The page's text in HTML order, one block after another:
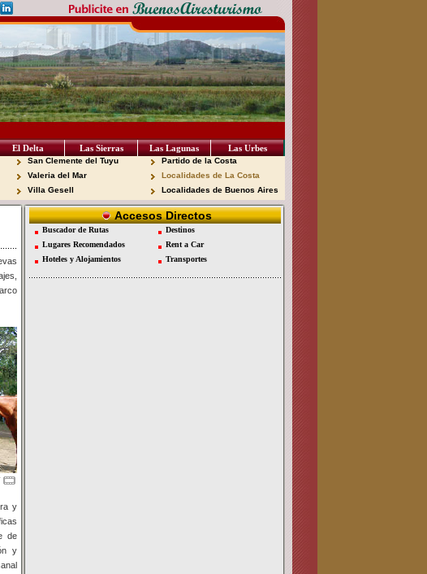
El Delta Las Sierras Las Lagunas Las Urbes
San Clemente del Tuyu
Valeria del Mar
Villa Gesell
Partido de la Costa
Localidades de La Costa
Localidades de Buenos Aires
y
de
y
Accesos Directos
Buscador de Rutas
Lugares Recomendados
Hoteles y Alojamientos
Destinos
Rent a Car
Transportes